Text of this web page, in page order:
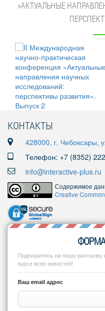
«АКТУАЛЬНЫЕ
КОНТАКТЫ
428000, г. Чебоксары,
Телефон: +7 (8352)
info@interactive-plus.ru
Содержимое
Creative
Подпишитесь на нашу рассылку
курсе всех новостей!
Ваш email адрес